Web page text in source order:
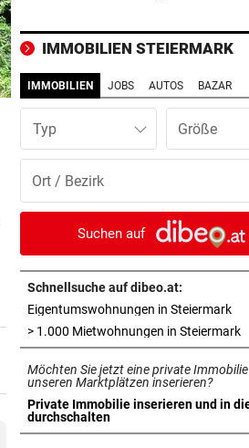
Grenzkontrollen für Italien
SONNTAG NOCH IM KASTEN
Klubs aus Holland und
locken WAC-Goalie
BEI BARESI-ABSCHIED vor
Brasilien-Legende schockt
mit Mallet-Finger
KIND UND PARTNER TOT vor 2
Traktor-Unglück: Mutter
meldet sich zu Wort
STRATEGIE FEHLT vor 2
Schutz vor Drohnen?
hat keinen Plan
LÄNDLE-KICKER SIEGEN vor 2
3:1 nach 0:1! Altach dreht
IMMOBILIEN STEIERMARK
IMMOBILIEN JOBS AUTOS BAZAR
Typ
Suchen auf
Schnellsuche auf dibeo.at:
Eigentumswohnungen in Steiermarkin
> 1.000 Mietwohnungen in Steiermark
Möchten Sie jetzt eine private
unseren Marktplätzen inserieren?
Private Immobilie inserieren und in
durchschalten
in neuem Tab öffnen